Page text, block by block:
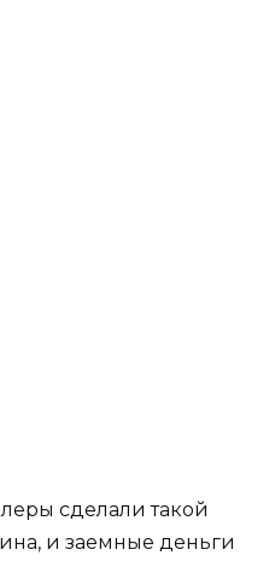
сделали такой
и заемные деньги